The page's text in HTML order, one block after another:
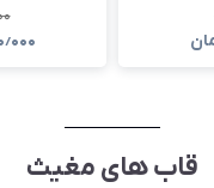
قاب های مغیث